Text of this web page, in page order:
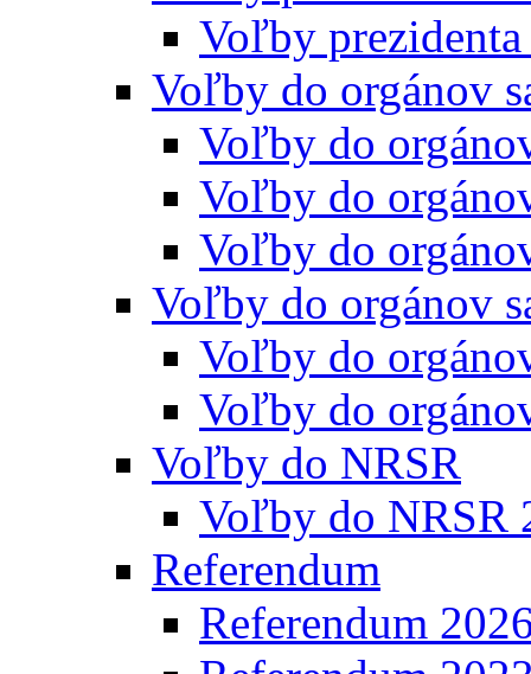
Voľby
Voľby do orgánov
Voľby do
Voľby do
Voľby do
Voľby do orgánov
Voľby do
Voľby do
Voľby do NRSR
Voľby do NRSR
Referendum
Referendum